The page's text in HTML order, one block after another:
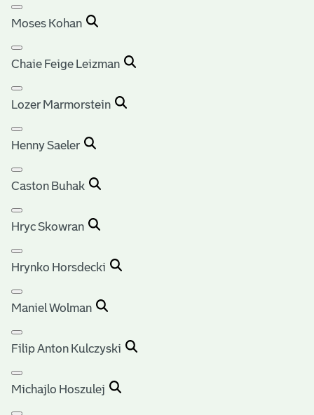
Moses Kohan
Chaie Feige Leizman
Lozer Marmorstein
Henny Saeler
Caston Buhak
Hryc Skowran
Hrynko Horsdecki
Maniel Wolman
Filip Anton Kulczyski
Michajlo Hoszulej